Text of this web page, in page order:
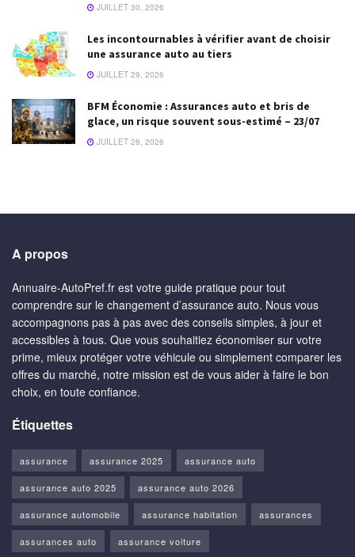
JUILLET 30, 2026
Les incontournables à vérifier avant de choisir
une assurance auto au tiers
JUILLET 29, 2026
BFM Économie : Assurances auto et bris de
glace, un risque souvent sous-estimé – 23/07
JUILLET 28, 2026
A propos
Annuaire-AutoPref.fr est votre guide pratique pour tout
comprendre sur le changement d’assurance auto. Nous vous
accompagnons pas à pas avec des conseils simples, à jour et
accessibles à tous. Que vous souhaitiez économiser sur votre
prime, mieux protéger votre véhicule ou simplement comparer les
offres du marché, notre mission est de vous aider à faire le bon
choix, en toute confiance.
Étiquettes
assurance assurance 2025 assurance auto
assurance auto 2025 assurance auto 2026
assurance automobile assurance habitation assurances
assurances auto assurance voiture